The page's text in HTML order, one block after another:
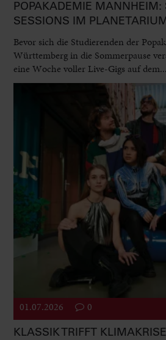
POPAKADEMIE
SESSIONS IM
Bevor sich die Studierenden der
Württemberg in die Sommerpause
eine Woche voller Live-Gigs auf dem...
01.07.2026 0
KLASSIK TRIFFT KLIMAKRISE